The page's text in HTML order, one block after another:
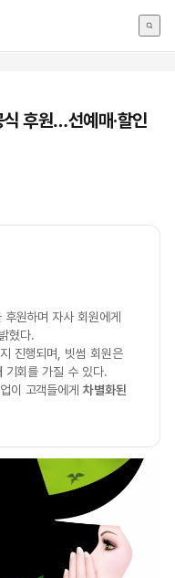
후원…선예매·할인
후원하며 자사 회원에게
혔다.
진행되며, 빗썸 회원은
기회를 가질 수 있다.
이 고객들에게차별화된